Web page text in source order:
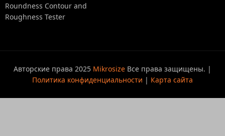
Roundness Contour and
Roughness Tester
Авторские права 2025 Mikrosize Все права защищены. |
Политика конфиденциальности | Карта сайта